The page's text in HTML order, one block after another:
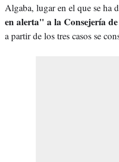
Algaba, lugar en el que se ha
en alerta" a la Consejería
a partir de los tres casos se